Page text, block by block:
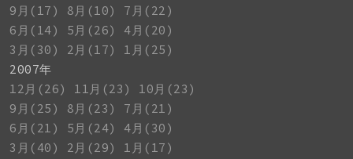
9月(17)
8月(10)
7月(22)
6月(14)
5月(26)
4月(20)
3月(30)
2月(17)
1月(25)
2007年
12月(26)
11月(23)
10月(23)
9月(25)
8月(23)
7月(21)
6月(21)
5月(24)
4月(30)
3月(40)
2月(29)
1月(17)